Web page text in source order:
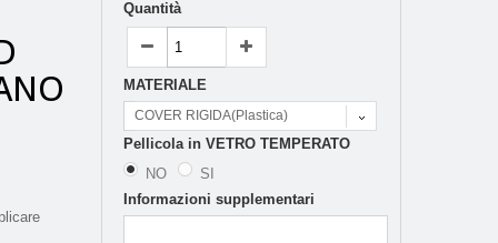
Quantità
MATERIALE
COVER RIGIDA(Plastica)
Pellicola in VETRO TEMPERATO
NO
SI
Informazioni supplementari